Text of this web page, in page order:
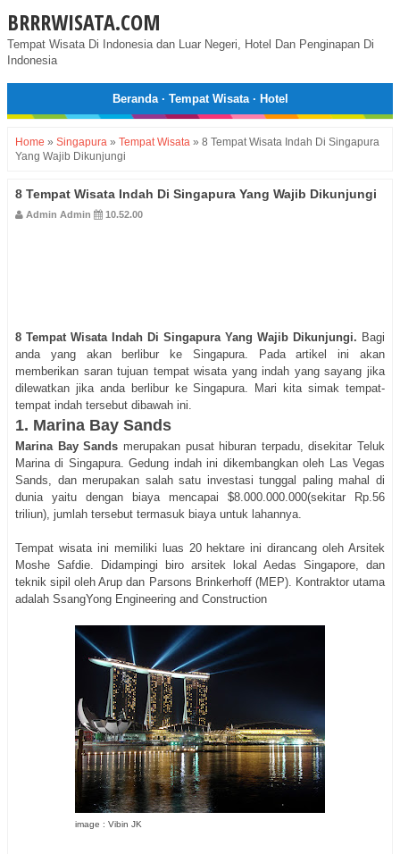
BRRRWISATA.COM
Tempat Wisata Di Indonesia dan Luar Negeri, Hotel Dan Penginapan Di
Indonesia
Beranda· Tempat Wisata· Hotel
Home » Singapura » Tempat Wisata » 8 Tempat Wisata Indah Di Singapura
Yang Wajib Dikunjungi
8 Tempat Wisata Indah Di Singapura Yang Wajib Dikunjungi
Admin Admin 10.52.00
8 Tempat Wisata Indah Di Singapura Yang Wajib Dikunjungi. Bagi
anda yang akan berlibur ke Singapura. Pada artikel ini akan
memberikan saran tujuan tempat wisata yang indah yang sayang jika
dilewatkan jika anda berlibur ke Singapura. Mari kita simak tempat-
tempat indah tersebut dibawah ini.
1. Marina Bay Sands
Marina Bay Sands merupakan pusat hiburan terpadu, disekitar Teluk
Marina di Singapura. Gedung indah ini dikembangkan oleh Las Vegas
Sands, dan merupakan salah satu investasi tunggal paling mahal di
dunia yaitu dengan biaya mencapai $8.000.000.000(sekitar Rp.56
triliun), jumlah tersebut termasuk biaya untuk lahannya.
Tempat wisata ini memiliki luas 20 hektare ini dirancang oleh Arsitek
Moshe Safdie. Didampingi biro arsitek lokal Aedas Singapore, dan
teknik sipil oleh Arup dan Parsons Brinkerhoff (MEP). Kontraktor utama
adalah SsangYong Engineering and Construction
image : Vibin JK